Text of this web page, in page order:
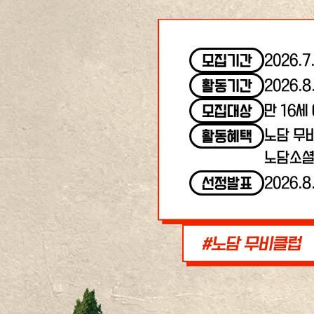
모집기간
활동기간
모집대상
만 16세
활동혜택
노담 무
노담소
선정발표